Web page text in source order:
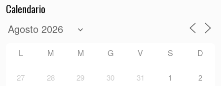
Calendario
L M M G V S D
27 28 29 30 31 1 2